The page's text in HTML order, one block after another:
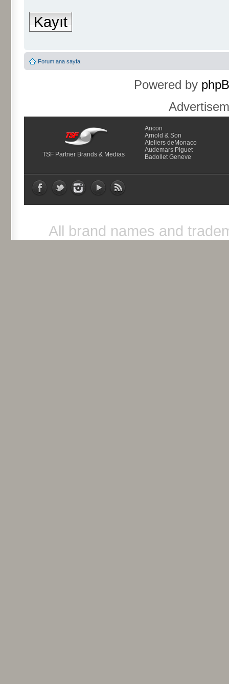
Kayıt
Forum ana sayfa
Powered by
TSF Partner Brands & Medias
Ancon
Arnold & Son
Ateliers deMonaco
Audemars Piguet
Badollet Geneve
All brand names and